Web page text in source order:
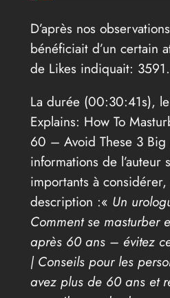
D’après nos
bénéficiait d’un certain
de Likes indiquait: 3591.
La durée (00:30:41s),
Explains: How To
60 – Avoid These 3 Big
informations de l’auteur
importants à
description :« Un
Comment se masturber
après 60 ans – évitez
| Conseils pour les
avez plus de 60 ans et